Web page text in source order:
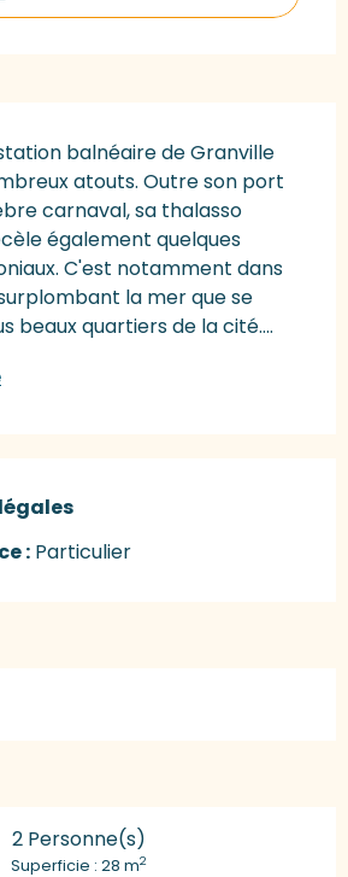
balnéaire de Granville
atouts. Outre son port
carnaval, sa thalasso
également quelques
C'est notamment dans
la mer que se
beaux quartiers de la cité....
: Particulier
2 Personne(s)
Superficie : 28 m2